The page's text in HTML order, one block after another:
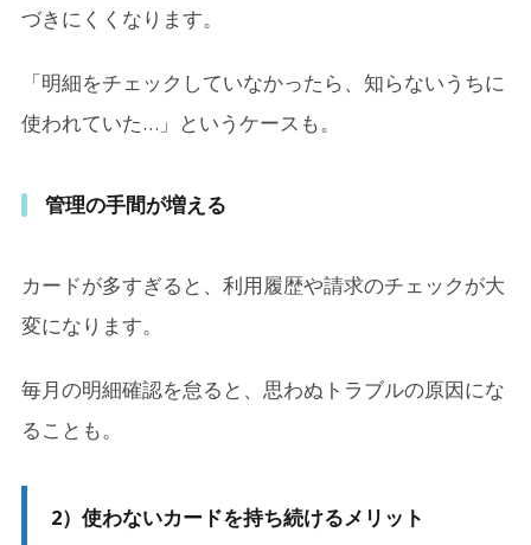
づきにくくなります。
「明細をチェックしていなかったら、知らないうちに
使われていた…」というケースも。
管理の手間が増える
カードが多すぎると、利用履歴や請求のチェックが大
変になります。
毎月の明細確認を怠ると、思わぬトラブルの原因にな
ることも。
2）使わないカードを持ち続けるメリット